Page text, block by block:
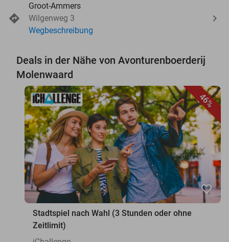
Groot-Ammers
Wilgenweg 3
Wegbeschreibung
Deals in der Nähe von Avonturenboerderij
Molenwaard
46%
favorite_border
Stadtspiel nach Wahl (3 Stunden oder ohne
Zeitlimit)